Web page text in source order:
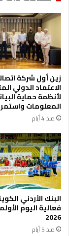
و
ف
ة
م
ن
1
0
0
د
و
ل
ا
ر
ن
يً
ج
د
ي
دً
ا
ل
ل
ا
ت
ص
ا
ل
ا
ت
زين أول شركة
الاعتماد الدولي
لأنظمة حماية
المعلومات
منذ 4 أيام
البنك الأردني
فعالية اليوم
2026
منذ 5 أيام